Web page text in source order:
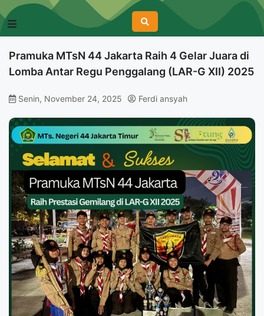
Pramuka MTsN 44 Jakarta Raih 4 Gelar Juara di
Lomba Antar Regu Penggalang (LAR-G XII) 2025
Senin, November 24, 2025 Ferdi ansyah